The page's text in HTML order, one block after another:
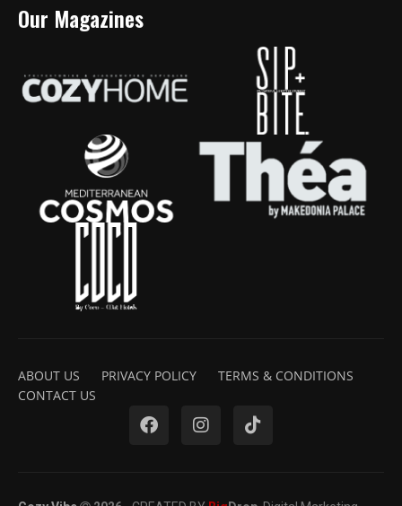
Our Magazines
ABOUT US PRIVACY POLICY
TERMS & CONDITIONS
CONTACT US